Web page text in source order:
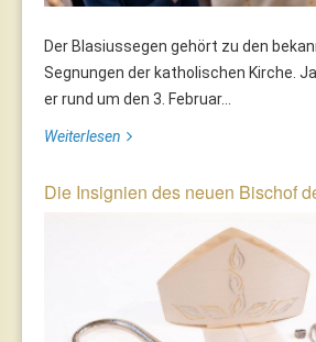
Der Blasiussegen gehört zu den
Segnungen der katholischen Kirche.
er rund um den 3. Februar...
Weiterlesen
Die Insignien des neuen Bischof